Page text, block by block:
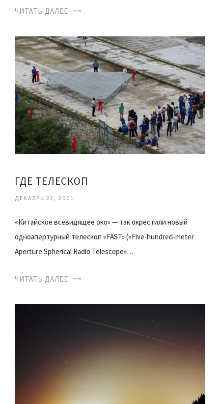
ЧИТАТЬ ДАЛЕЕ
ГДЕ ТЕЛЕСКОП
ДЕКАБРЬ 22, 2021
«Китайское всевидящее око» — так окрестили новый
одноапертурный телескоп «FAST» («Five-hundred-meter
Aperture Spherical Radio Telescope»…
ЧИТАТЬ ДАЛЕЕ